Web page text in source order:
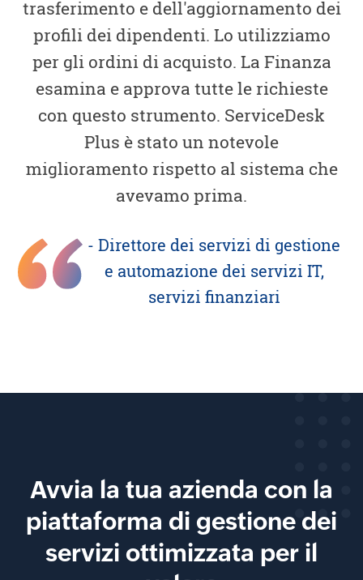
trasferimento e dell'aggiornamento dei
profili dei dipendenti. Lo utilizziamo
per gli ordini di acquisto. La Finanza
esamina e approva tutte le richieste
con questo strumento. ServiceDesk
Plus è stato un notevole
miglioramento rispetto al sistema che
avevamo prima.
- Direttore dei servizi di gestione
e automazione dei servizi IT,
servizi finanziari
Avvia la tua azienda con la
piattaforma di gestione dei
servizi ottimizzata per il